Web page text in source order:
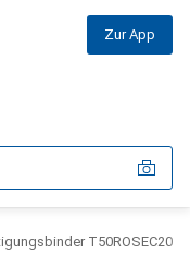
Zur App
T50ROSEC20